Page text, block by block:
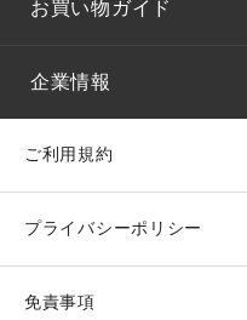
お買い物ガイド
企業情報
ご利用規約
プライバシーポリシー
免責事項